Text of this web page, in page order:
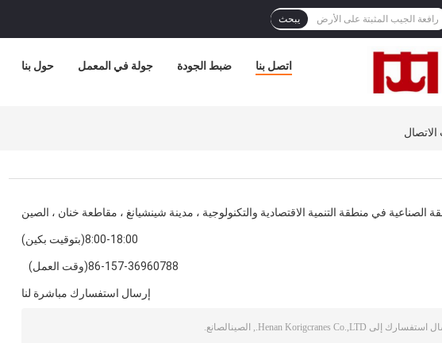
يبحث
حول بنا جولة في المعمل ضبط الجودة اتصل بنا
الصناعية في منطقة التنمية الاقتصادية والتكنولوجية ، مدينة شينشيانغ ، مقاطعة خنان ، الصين
8:00-18:00(بتوقيت بكين)
86-157-36960788(وقت العمل)
إرسال استفسارك مباشرة لنا